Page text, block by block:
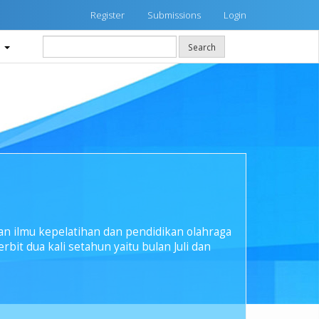
Register Submissions Login
Search
ilmu kepelatihan dan pendidikan olahraga
dua kali setahun yaitu bulan Juli dan